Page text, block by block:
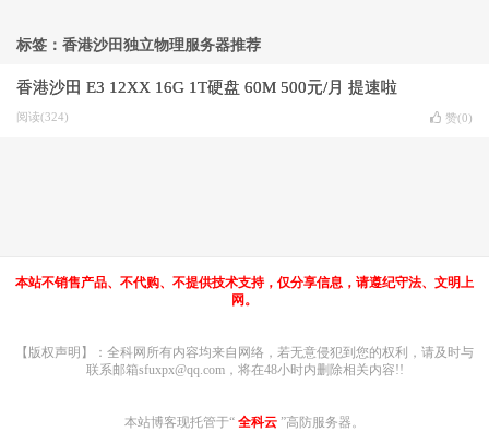
标签：香港沙田独立物理服务器推荐
香港沙田 E3 12XX 16G 1T硬盘 60M 500元/月 提速啦
阅读(324) 赞(0)
本站不销售产品、不代购、不提供技术支持，仅分享信息，请遵纪守法、文明上
网。
【版权声明】：全科网所有内容均来自网络，若无意侵犯到您的权利，请及时与
联系邮箱sfuxpx@qq.com，将在48小时内删除相关内容!!
本站博客现托管于“ 全科云 ”高防服务器。